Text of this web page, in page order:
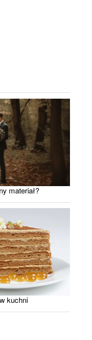
materiał?
kuchni